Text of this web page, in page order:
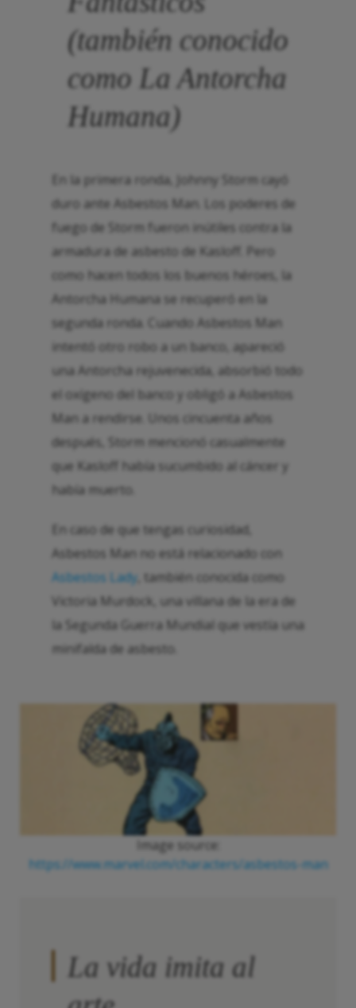
(también conocido
como La Antorcha
Humana)
En la primera ronda, Johnny Storm cayó
duro ante Asbestos Man. Los poderes de
fuego de Storm fueron inútiles contra la
armadura de asbesto de Kasloff. Pero
como hacen todos los buenos héroes, la
Antorcha Humana se recuperó en la
segunda ronda. Cuando Asbestos Man
intentó otro robo a un banco, apareció
una Antorcha rejuvenecida, absorbió todo
el oxígeno del banco y obligó a Asbestos
Man a rendirse. Unos cincuenta años
después, Storm mencionó casualmente
que Kasloff había sucumbido al cáncer y
había muerto.
En caso de que tengas curiosidad,
Asbestos Man no está relacionado con
Asbestos Lady , también conocida como
Victoria Murdock, una villana de la era de
la Segunda Guerra Mundial que vestía una
minifalda de asbesto.
Image source:
https://www.marvel.com/characters/asbestos-man
La vida imita al